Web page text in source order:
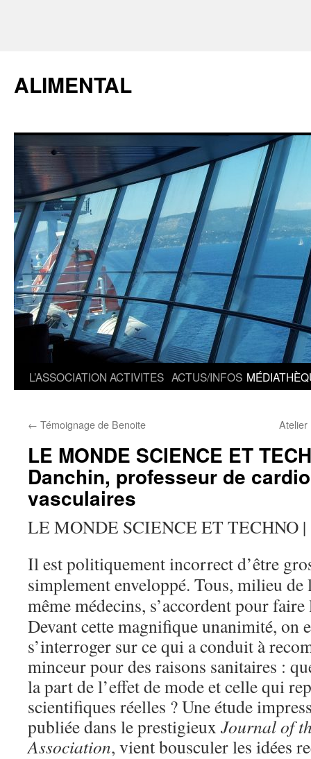
ALIMENTAL
L’ASSOCIATION ACTIVITES ACTUS/INFOS
← Témoignage de Benoite Atelier
LE MONDE SCIENCE ET
Danchin, professeur de
vasculaires
LE MONDE SCIENCE ET TECHNO |
Il est politiquement incorrect d’être
simplement enveloppé. Tous, milieu de
même médecins, s’accordent pour
Devant cette magnifique unanimité, on
s’interroger sur ce qui a conduit à
minceur pour des raisons sanitaires :
la part de l’effet de mode et celle qui
scientifiques réelles ? Une étude
publiée dans le prestigieux Journal of
Association, vient bousculer les idées